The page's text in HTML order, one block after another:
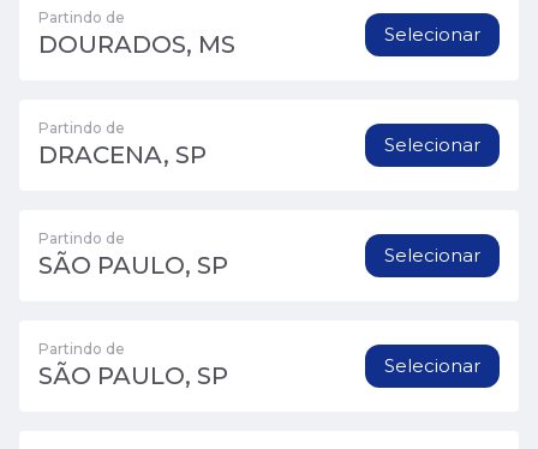
Partindo de
DOURADOS, MS Selecionar
Partindo de
DRACENA, SP Selecionar
Partindo de
SÃO PAULO, SP Selecionar
Partindo de
SÃO PAULO, SP Selecionar